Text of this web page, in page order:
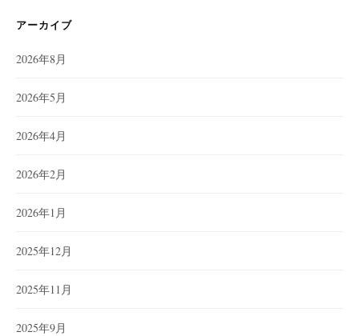
アーカイブ
2026年8月
2026年5月
2026年4月
2026年2月
2026年1月
2025年12月
2025年11月
2025年9月